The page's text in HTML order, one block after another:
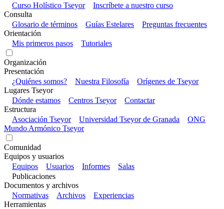
Curso Holístico Tseyor
Inscríbete a nuestro curso
Consulta
Glosario de términos
Guías Estelares
Preguntas frecuentes
Orientación
Mis primeros pasos
Tutoriales
Organización
Presentación
¿Quiénes somos?
Nuestra Filosofía
Orígenes de Tseyor
Lugares Tseyor
Dónde estamos
Centros Tseyor
Contactar
Estructura
Asociación Tseyor
Universidad Tseyor de Granada
ONG
Mundo Armónico Tseyor
Comunidad
Equipos y usuarios
Equipos
Usuarios Informes
Salas
Publicaciones
Documentos y archivos
Normativas
Archivos
Experiencias
Herramientas